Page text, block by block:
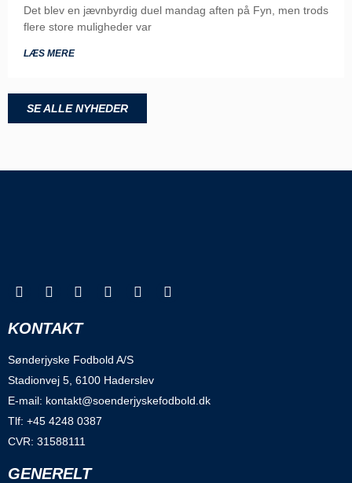
Det blev en jævnbyrdig duel mandag aften på Fyn, men trods
flere store muligheder var
LÆS MERE
SE ALLE NYHEDER
KONTAKT
Sønderjyske Fodbold A/S
Stadionvej 5, 6100 Haderslev
E-mail: kontakt@soenderjyskefodbold.dk
Tlf: +45 4248 0387
CVR: 31588111
GENERELT